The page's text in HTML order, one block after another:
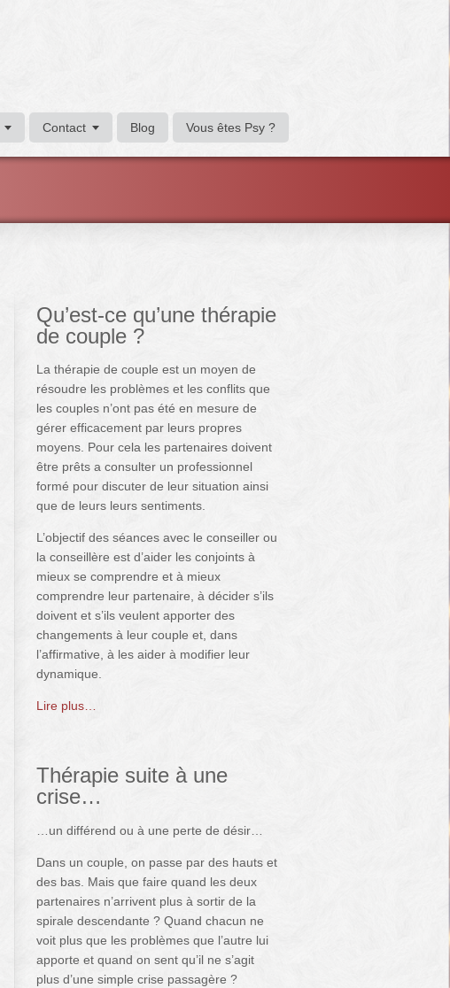
Contact Blog Vous êtes Psy ?
Qu’est-ce qu’une thérapie
de couple ?
La thérapie de couple est un moyen de
résoudre les problèmes et les conflits que
les couples n’ont pas été en mesure de
gérer efficacement par leurs propres
moyens. Pour cela les partenaires doivent
être prêts a consulter un professionnel
formé pour discuter de leur situation ainsi
que de leurs leurs sentiments.
L’objectif des séances avec le conseiller ou
la conseillère est d’aider les conjoints à
mieux se comprendre et à mieux
comprendre leur partenaire, à décider s’ils
doivent et s’ils veulent apporter des
changements à leur couple et, dans
l’affirmative, à les aider à modifier leur
dynamique.
Lire plus…
Thérapie suite à une
crise…
…un différend ou à une perte de désir…
Dans un couple, on passe par des hauts et
des bas. Mais que faire quand les deux
partenaires n’arrivent plus à sortir de la
spirale descendante ? Quand chacun ne
voit plus que les problèmes que l’autre lui
apporte et quand on sent qu’il ne s’agit
plus d’une simple crise passagère ?